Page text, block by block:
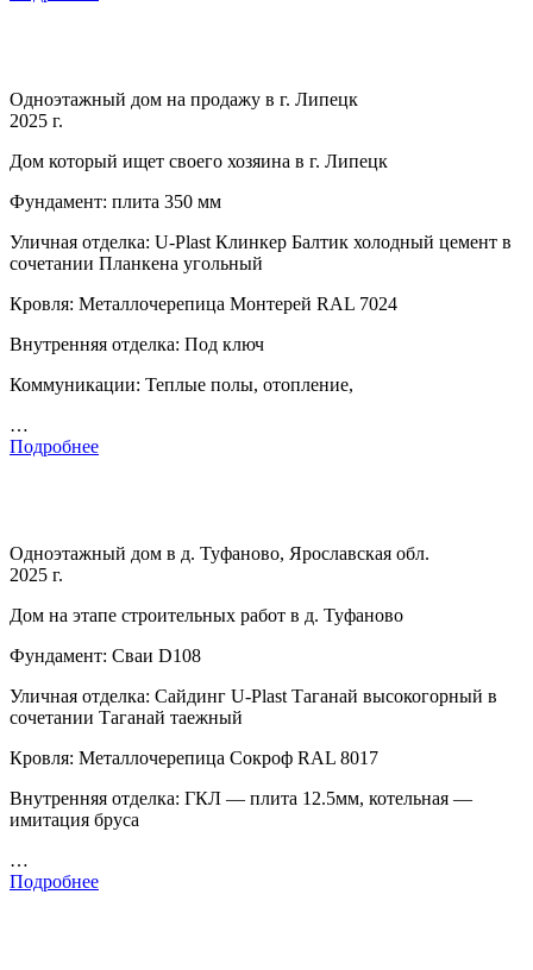
Одноэтажный дом на продажу в г. Липецк
2025 г.
Дом который ищет своего хозяина в г. Липецк
Фундамент: плита 350 мм
Уличная отделка: U-Plast Клинкер Балтик холодный цемент в
сочетании Планкена угольный
Кровля: Металлочерепица Монтерей RAL 7024
Внутренняя отделка: Под ключ
Коммуникации: Теплые полы, отопление,
…
Подробнее
Одноэтажный дом в д. Туфаново, Ярославская обл.
2025 г.
Дом на этапе строительных работ в д. Туфаново
Фундамент: Сваи D108
Уличная отделка: Сайдинг U-Plast Таганай высокогорный в
сочетании Таганай таежный
Кровля: Металлочерепица Сокроф RAL 8017
Внутренняя отделка: ГКЛ — плита 12.5мм, котельная —
имитация бруса
…
Подробнее